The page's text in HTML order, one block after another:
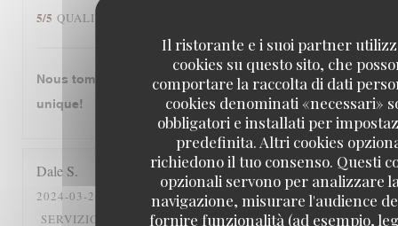
Il ristorante e i suoi partner
cookies su questo sito, che
comportare la raccolta di dati
cookies denominati «necessari»
obbligatori e installati per
predefinita. Altri cookies
richiedono il tuo consenso. Questi
opzionali servono per analizzare
navigazione, misurare l'audience
fornire funzionalità (ad esempio,
5/5 QUALITÀ / PREZZO
Nous tombons amourex de cette restaurant. C‘est
unique!
Dale S
2024-03-26
- 12:30 - OSPITI 2
SERVIZIO
ATMOSFERA: 5/5 CUCINA :